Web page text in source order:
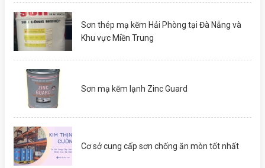
Sơn thép mạ kẽm Hải Phòng tại Đà Nẵng và
Khu vực Miền Trung
Sơn mạ kẽm lạnh Zinc Guard
Cơ sở cung cấp sơn chống ăn mòn tốt nhất